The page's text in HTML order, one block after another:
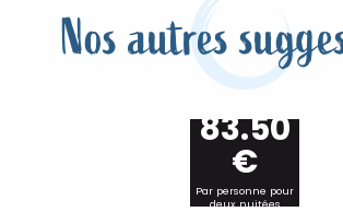
Nos autres
83.50
€
Par personne pour
deux nuitées